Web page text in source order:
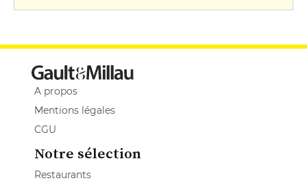
A propos
Mentions légales
CGU
Notre sélection
Restaurants